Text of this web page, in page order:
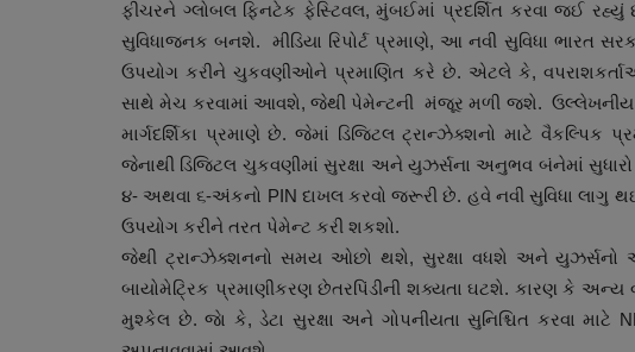
ફીચરને ગ્લોબલ ફિનટેક ફેસ્ટિવલ, મુંબઈમાં પ્રદર્શિત કરવા જઈ
સુવિધાજનક બનશે. મીડિયા રિપોર્ટ પ્રમાણે, આ નવી સુવિધા ભારત
ઉપયોગ કરીને ચુકવણીઓને પ્રમાણિત કરે છે. એટલે કે,
સાથે મેચ કરવામાં આવશે, જેથી પેમેન્ટની મંજૂર મળી જશે. ઉલ્લેખનીય
માર્ગદર્શિકા પ્રમાણે છે. જેમાં ડિજિટલ ટ્રાન્ઝેક્શનો માટે
જેનાથી ડિજિટલ ચુકવણીમાં સુરક્ષા અને યુઝર્સના અનુભવ બંનેમાં
૪- અથવા ૬-અંકનો PIN દાખલ કરવો જરૂરી છે. હવે નવી સુવિધા લાગુ
ઉપયોગ કરીને તરત પેમેન્ટ કરી શકશો.
જેથી ટ્રાન્ઝેક્શનનો સમય ઓછો થશે, સુરક્ષા વધશે અને યુઝર્સનો
બાયોમેટ્રિક પ્રમાણીકરણ છેતરપિંડીની શક્યતા ઘટશે. કારણ કે અન્ય
મુશ્કેલ છે. જાે કે, ડેટા સુરક્ષા અને ગોપનીયતા સુનિશ્ચિત કરવા